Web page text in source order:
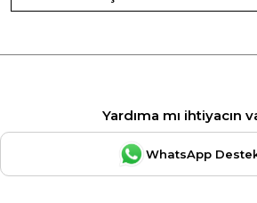
Yardıma mı ihtiyacın
WhatsApp